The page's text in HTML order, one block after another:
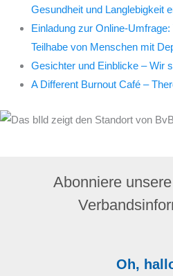
Gesundheit und Langlebigkeit
Einladung zur Online-
Teilhabe von Menschen mit
Gesichter und Einblicke – Wir
A Different Burnout Café –
Abonniere
Oh,